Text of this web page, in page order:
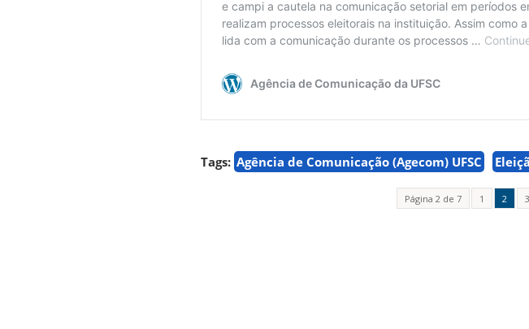
Tags: Agência de Comunicação (Agecom) UFSC
Página 2 de 7 1 2 3